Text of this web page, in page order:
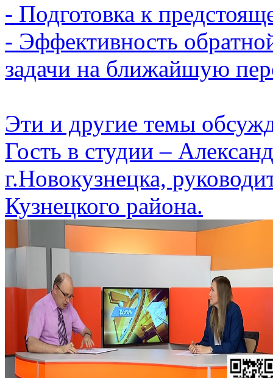
- Подготовка к
- Эффективность
задачи на ближайшую
Эти и другие темы
Гость в студии –
г.Новокузнецка,
Кузнецкого района.